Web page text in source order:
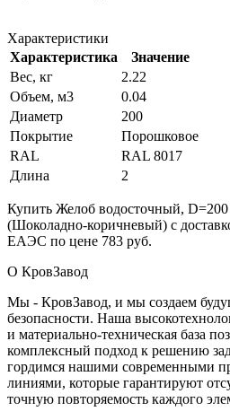
Характеристики
Характеристика
Значение
Вес, кг
2.22
Объем, м3
0.04
Диаметр
200
Покрытие
Порошковое
RAL
RAL 8017
Длина
2
Купить Желоб водосточный,
(Шоколадно-коричневый) с
ЕАЭС по цене 783 руб.
О КровЗавод
Мы - КровЗавод, и мы создаем
безопасности. Наша
и материально-техническая база
комплексный подход к решению
гордимся нашими современными
линиями, которые гарантируют
точную повторяемость каждого